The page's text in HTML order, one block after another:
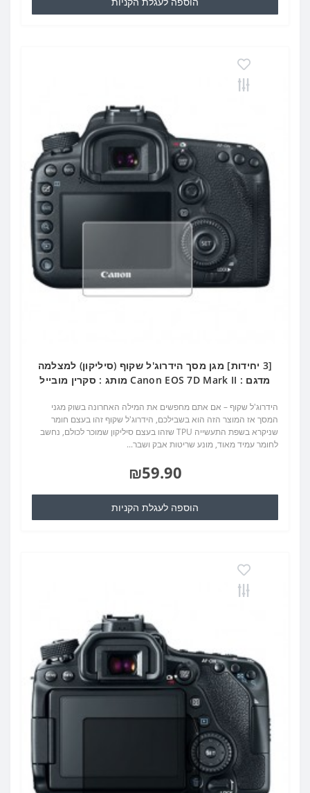
[3 יחידות] מגן מסך הידרוג'ל שקוף (סיליקון) למצלמה
מדגם : Canon EOS 7D Mark II מותג : סקרין מובייל
הידרוג'ל שקוף – אם אתם מחפשים את המילה האחרונה בשוק מגני
המסך אז המוצר הזה הוא בשבילכם, הידרוג'ל שקוף זהו בעצם חומר
שניקרא בשפת התעשייה TPU שזהו בעצם סיליקון שמוכר לכולם, נחשב
לחומר עמיד מאוד, מונע שריטות אבק ושבר...
₪59.90
הוספה לעגלת הקניות